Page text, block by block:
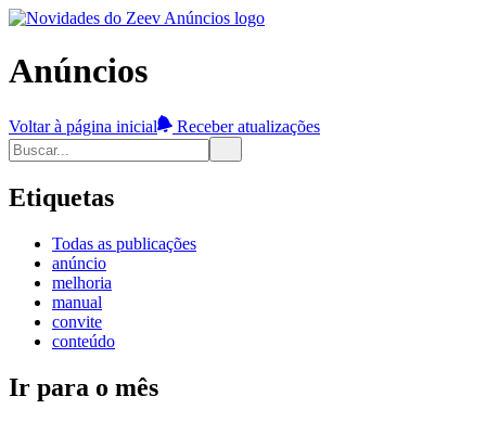
Anúncios
Voltar à página inicial Receber atualizações
Etiquetas
Todas as publicações
anúncio
melhoria
manual
convite
conteúdo
Ir para o mês